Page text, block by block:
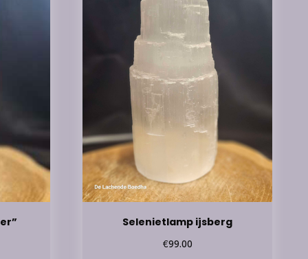
Selenietlamp ijsberg
€99.00